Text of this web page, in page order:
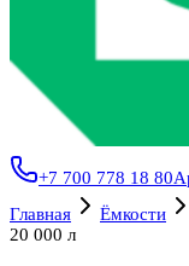
+7 700 778 18 80
Главная
Ёмкости
20 000 л